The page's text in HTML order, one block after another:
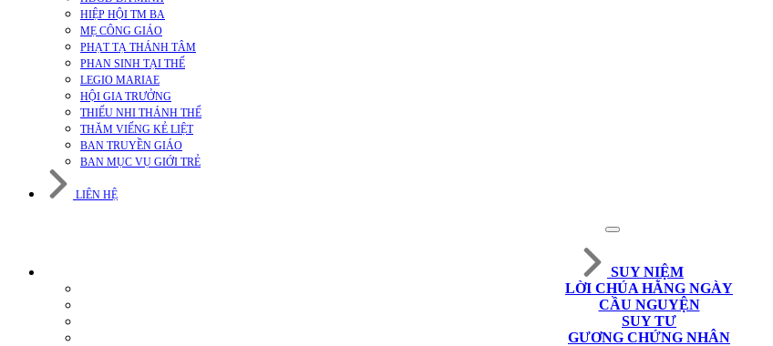
HIỆP HỘI TM BA
MẸ CÔNG GIÁO
PHẠT TẠ THÁNH TÂM
PHAN SINH TẠI THẾ
LEGIO MARIAE
HỘI GIA TRƯỞNG
THIẾU NHI THÁNH THỂ
THĂM VIẾNG KẺ LIỆT
BAN TRUYỀN GIÁO
BAN MỤC VỤ GIỚI TRẺ
LIÊN HỆ
SUY NIỆM
LỜI CHÚA HẰNG NGÀY
CẦU NGUYỆN
SUY TƯ
GƯƠNG CHỨNG NHÂN